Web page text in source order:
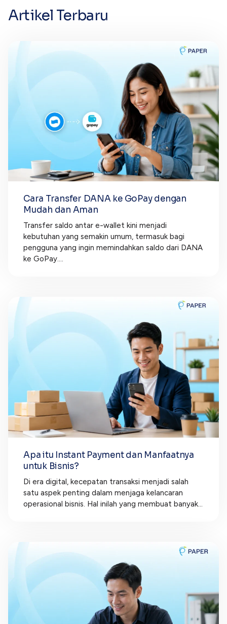
Artikel Terbaru
Cara Transfer DANA ke GoPay dengan
Mudah dan Aman
Transfer saldo antar e-wallet kini menjadi
kebutuhan yang semakin umum, termasuk bagi
pengguna yang ingin memindahkan saldo dari DANA
ke GoPay....
Apa itu Instant Payment dan Manfaatnya
untuk Bisnis?
Di era digital, kecepatan transaksi menjadi salah
satu aspek penting dalam menjaga kelancaran
operasional bisnis. Hal inilah yang membuat banyak...